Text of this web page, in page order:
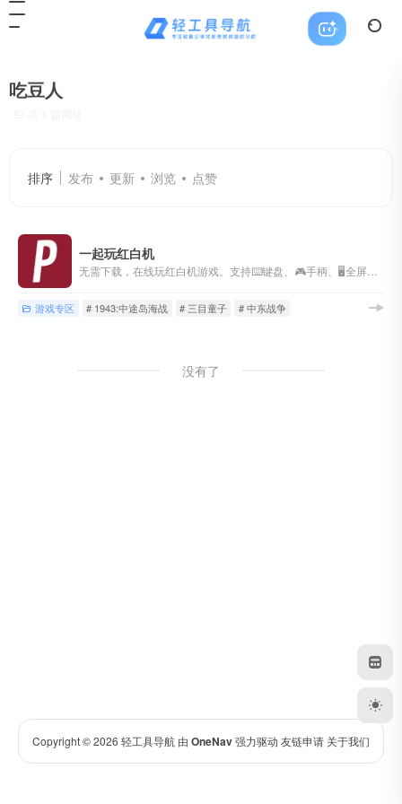
吃豆人
排序 发布 更新 浏览 点赞
一起玩红白机
游戏专区 # 1943:中途岛海战 # 三目童子 # 中东战争
没有了
Copyright © 2026 轻工具导航 由 OneNav强力驱动 友链申请 关于我们